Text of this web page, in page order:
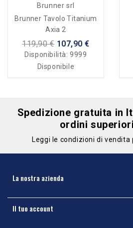
Brunner srl
Brunner Tavolo Titanium
Axia 2
119,90 € 107,90 €
Disponibilità:9999
Disponibile
Spedizione gratuita in
ordini
Leggi le condizioni di
La nostra azienda
Il tuo account